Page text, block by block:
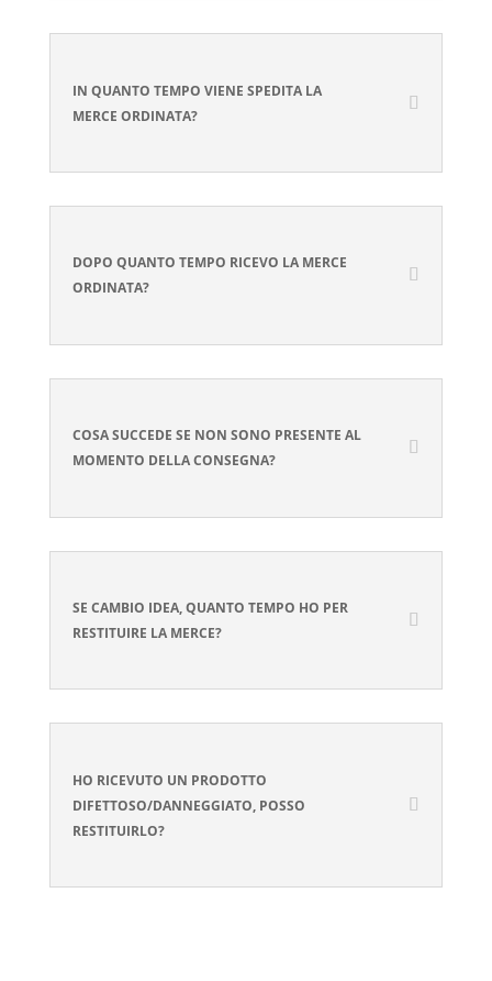
IN QUANTO TEMPO VIENE SPEDITA LA
MERCE ORDINATA?
DOPO QUANTO TEMPO RICEVO LA MERCE
ORDINATA?
COSA SUCCEDE SE NON SONO PRESENTE AL
MOMENTO DELLA CONSEGNA?
SE CAMBIO IDEA, QUANTO TEMPO HO PER
RESTITUIRE LA MERCE?
HO RICEVUTO UN PRODOTTO
DIFETTOSO/DANNEGGIATO, POSSO
RESTITUIRLO?